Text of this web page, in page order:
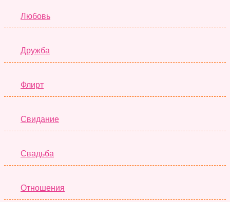
Любовь
Дружба
Флирт
Свидание
Свадьба
Отношения